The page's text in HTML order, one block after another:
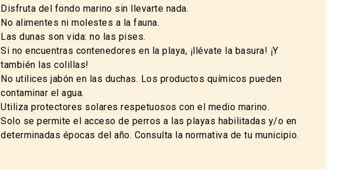
Disfruta del fondo marino sin llevarte nada.
No alimentes ni molestes a la fauna.
Las dunas son vida: no las pises.
Si no encuentras contenedores en la playa, ¡llévate la basura! ¡Y
también las colillas!
No utilices jabón en las duchas. Los productos químicos pueden
contaminar el agua.
Utiliza protectores solares respetuosos con el medio marino.
Solo se permite el acceso de perros a las playas habilitadas y/o en
determinadas épocas del año. Consulta la normativa de tu municipio.